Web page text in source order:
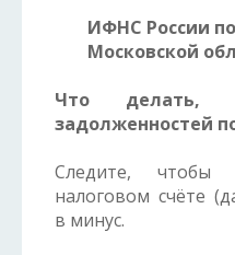
ИФНС России
Московской
Что делать,
задолженностей
Следите,
налоговом счёте
в минус.